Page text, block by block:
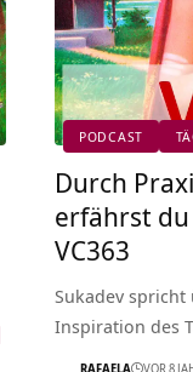
PODCAST
Durch
erfährst
VC363
Sukadev spricht
Inspiration des